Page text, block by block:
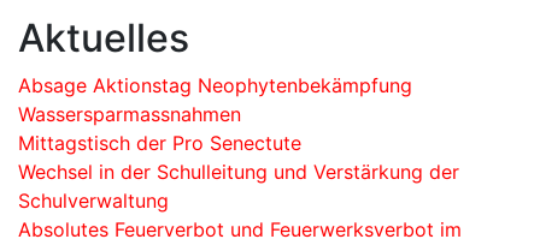
Aktuelles
Absage Aktionstag Neophytenbekämpfung
Wassersparmassnahmen
Mittagstisch der Pro Senectute
Wechsel in der Schulleitung und Verstärkung der
Schulverwaltung
Absolutes Feuerverbot und Feuerwerksverbot im